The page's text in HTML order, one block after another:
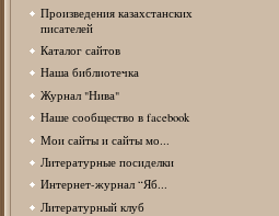
Произведения казахстанских
писателей
Каталог сайтов
Наша библиотечка
Журнал "Нива"
Наше сообщество в facebook
Мои сайты и сайты мо...
Литературные посиделки
Интернет-журнал “Яб...
Литературный клуб